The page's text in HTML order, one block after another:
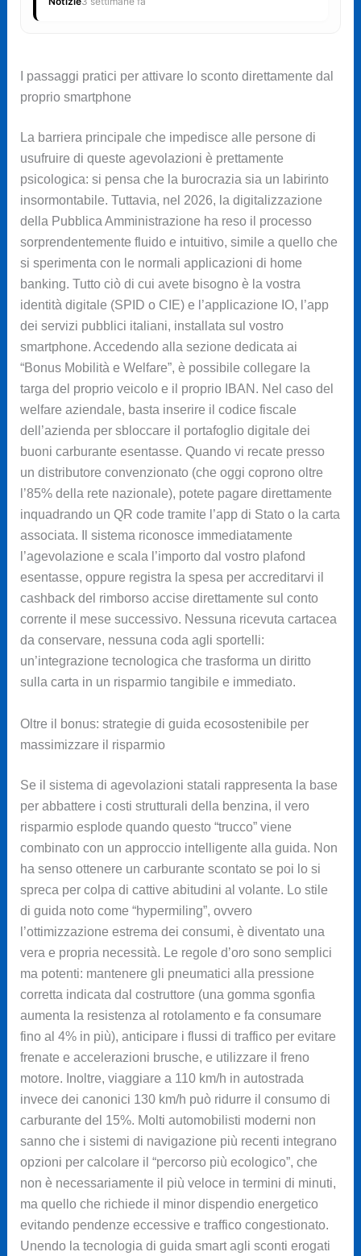
I passaggi pratici per attivare lo sconto direttamente dal
proprio smartphone
La barriera principale che impedisce alle persone di
usufruire di queste agevolazioni è prettamente
psicologica: si pensa che la burocrazia sia un labirinto
insormontabile. Tuttavia, nel 2026, la digitalizzazione
della Pubblica Amministrazione ha reso il processo
sorprendentemente fluido e intuitivo, simile a quello che
si sperimenta con le normali applicazioni di home
banking. Tutto ciò di cui avete bisogno è la vostra
identità digitale (SPID o CIE) e l’applicazione IO, l’app
dei servizi pubblici italiani, installata sul vostro
smartphone. Accedendo alla sezione dedicata ai
“Bonus Mobilità e Welfare”, è possibile collegare la
targa del proprio veicolo e il proprio IBAN. Nel caso del
welfare aziendale, basta inserire il codice fiscale
dell’azienda per sbloccare il portafoglio digitale dei
buoni carburante esentasse. Quando vi recate presso
un distributore convenzionato (che oggi coprono oltre
l’85% della rete nazionale), potete pagare direttamente
inquadrando un QR code tramite l’app di Stato o la carta
associata. Il sistema riconosce immediatamente
l’agevolazione e scala l’importo dal vostro plafond
esentasse, oppure registra la spesa per accreditarvi il
cashback del rimborso accise direttamente sul conto
corrente il mese successivo. Nessuna ricevuta cartacea
da conservare, nessuna coda agli sportelli:
un’integrazione tecnologica che trasforma un diritto
sulla carta in un risparmio tangibile e immediato.
Oltre il bonus: strategie di guida ecosostenibile per
massimizzare il risparmio
Se il sistema di agevolazioni statali rappresenta la base
per abbattere i costi strutturali della benzina, il vero
risparmio esplode quando questo “trucco” viene
combinato con un approccio intelligente alla guida. Non
ha senso ottenere un carburante scontato se poi lo si
spreca per colpa di cattive abitudini al volante. Lo stile
di guida noto come “hypermiling”, ovvero
l’ottimizzazione estrema dei consumi, è diventato una
vera e propria necessità. Le regole d’oro sono semplici
ma potenti: mantenere gli pneumatici alla pressione
corretta indicata dal costruttore (una gomma sgonfia
aumenta la resistenza al rotolamento e fa consumare
fino al 4% in più), anticipare i flussi di traffico per evitare
frenate e accelerazioni brusche, e utilizzare il freno
motore. Inoltre, viaggiare a 110 km/h in autostrada
invece dei canonici 130 km/h può ridurre il consumo di
carburante del 15%. Molti automobilisti moderni non
sanno che i sistemi di navigazione più recenti integrano
opzioni per calcolare il “percorso più ecologico”, che
non è necessariamente il più veloce in termini di minuti,
ma quello che richiede il minor dispendio energetico
evitando pendenze eccessive e traffico congestionato.
Unendo la tecnologia di guida smart agli sconti erogati